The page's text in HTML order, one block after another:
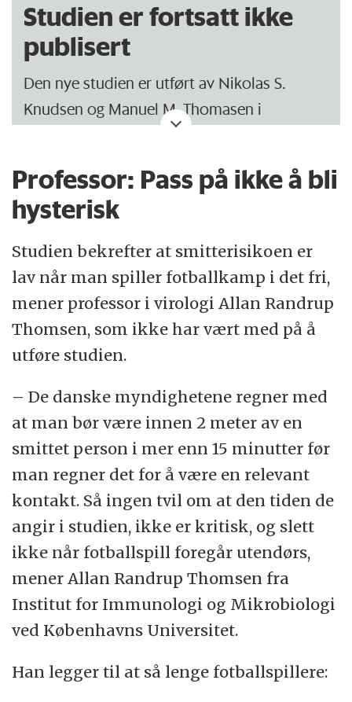
Studien er fortsatt ikke
publisert
Den nye studien er utført av Nikolas S.
Knudsen og Manuel M. Thomasen i
– Idrett ved Aarhus Universitet.
Professor: Pass på ikke å bli
hysterisk
Studien bekrefter at smitterisikoen er
lav når man spiller fotballkamp i det fri,
mener professor i virologi Allan Randrup
Thomsen, som ikke har vært med på å
utføre studien.
– De danske myndighetene regner med
at man bør være innen 2 meter av en
smittet person i mer enn 15 minutter før
man regner det for å være en relevant
kontakt. Så ingen tvil om at den tiden de
angir i studien, ikke er kritisk, og slett
ikke når fotballspill foregår utendørs,
mener Allan Randrup Thomsen fra
Institut for Immunologi og Mikrobiologi
ved Københavns Universitet.
Han legger til at så lenge fotballspillere: